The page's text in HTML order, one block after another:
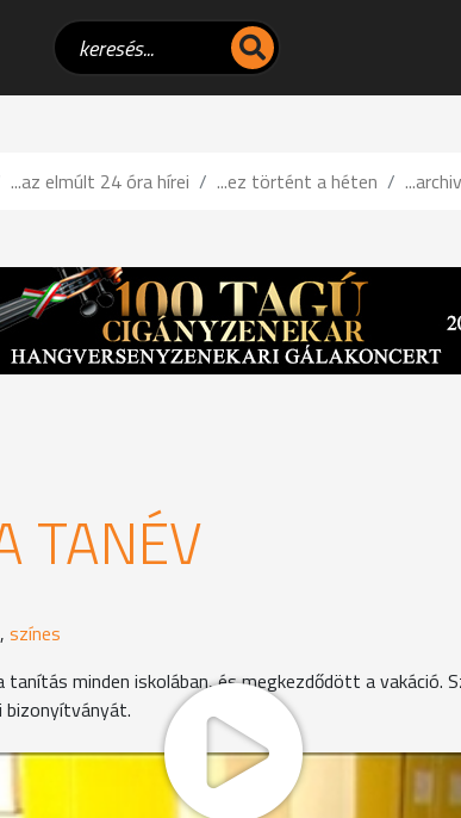
...az elmúlt 24 óra hírei ...ez történt a héten
TANÉV
, színes
minden iskolában, és megkezdődött a vakáció.
bizonyítványát.
az utolsó tanítási nap, délelőtt elballagtak a
létszámmal.